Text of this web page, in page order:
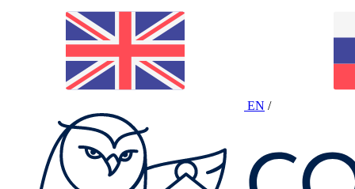
EN /